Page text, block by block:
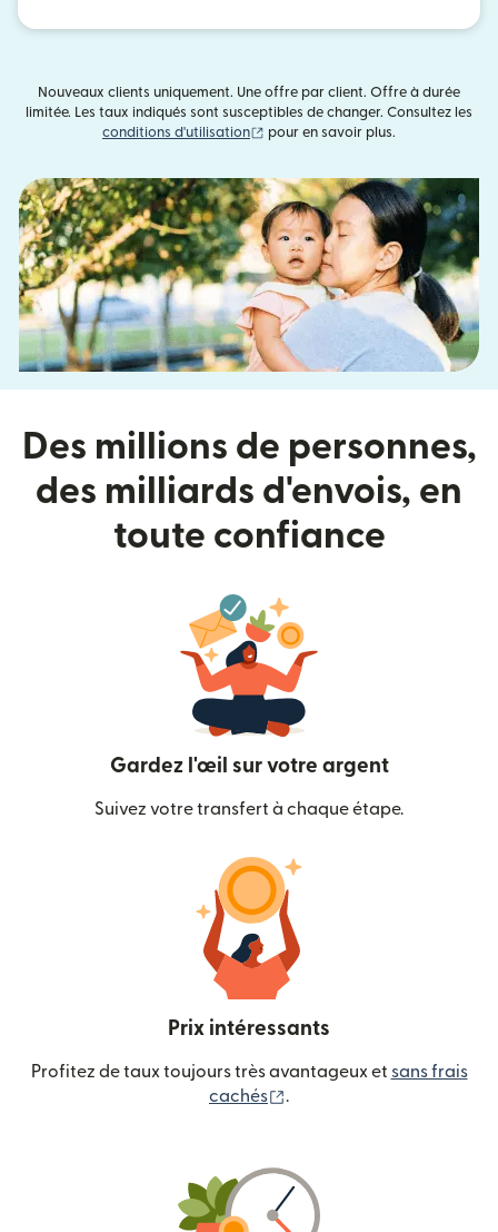
Nouveaux clients uniquement. Une offre par client. Offre à durée
limitée. Les taux indiqués sont susceptibles de changer. Consultez les
conditions d'utilisation
(s'ouvre dans une nouvelle fenêtre)
pour en savoir plus.
Des millions de personnes,
des milliards d'envois, en
toute confiance
Gardez l'œil sur votre argent
Suivez votre transfert à chaque étape.
Prix intéressants
Profitez de taux toujours très avantageux et sans frais
cachés
.